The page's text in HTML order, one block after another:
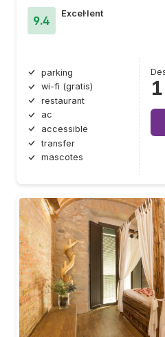
9.4
Excel·lent
parking
wi-fi (gratis)
restaurant
ac
accessible
transfer
mascotes